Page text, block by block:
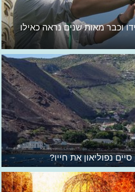
וכבר מאות שנים נראה כאילו
נפוליאון את חייו?